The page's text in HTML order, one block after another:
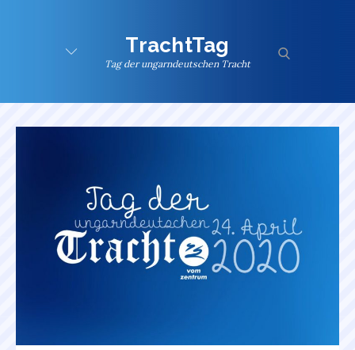
TrachtTag
Tag der ungarndeutschen Tracht
search